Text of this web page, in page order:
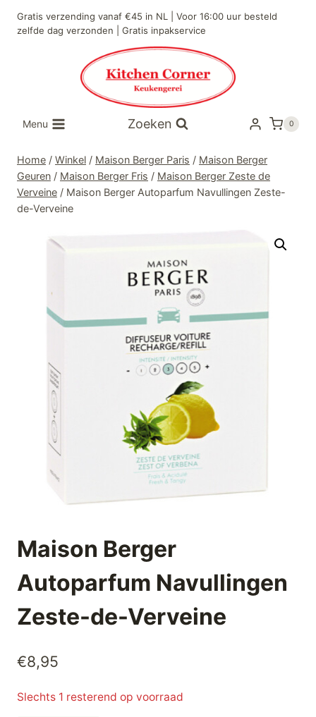
naar
Gratis verzending vanaf €45 in NL | Voor 16:00 uur besteld
zelfde dag verzonden | Gratis inpakservice
Menu Zoeken 0
Home / Winkel / Maison Berger Paris / Maison Berger
Geuren / Maison Berger Fris / Maison Berger Zeste de
Verveine / Maison Berger Autoparfum Navullingen Zeste-
de-Verveine
Maison Berger
Autoparfum Navullingen
Zeste-de-Verveine
€8,95
Slechts 1 resterend op voorraad